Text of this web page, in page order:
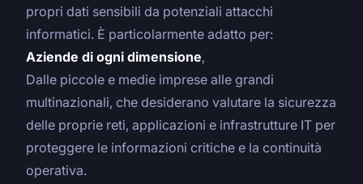
propri dati sensibili da potenziali attacchi
informatici. È particolarmente adatto per:
Aziende di ogni dimensione,
Dalle piccole e medie imprese alle grandi
multinazionali, che desiderano valutare la sicurezza
delle proprie reti, applicazioni e infrastrutture IT per
proteggere le informazioni critiche e la continuità
operativa.